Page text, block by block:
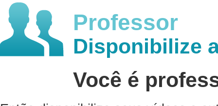
Professor
Disponibilize
Você é